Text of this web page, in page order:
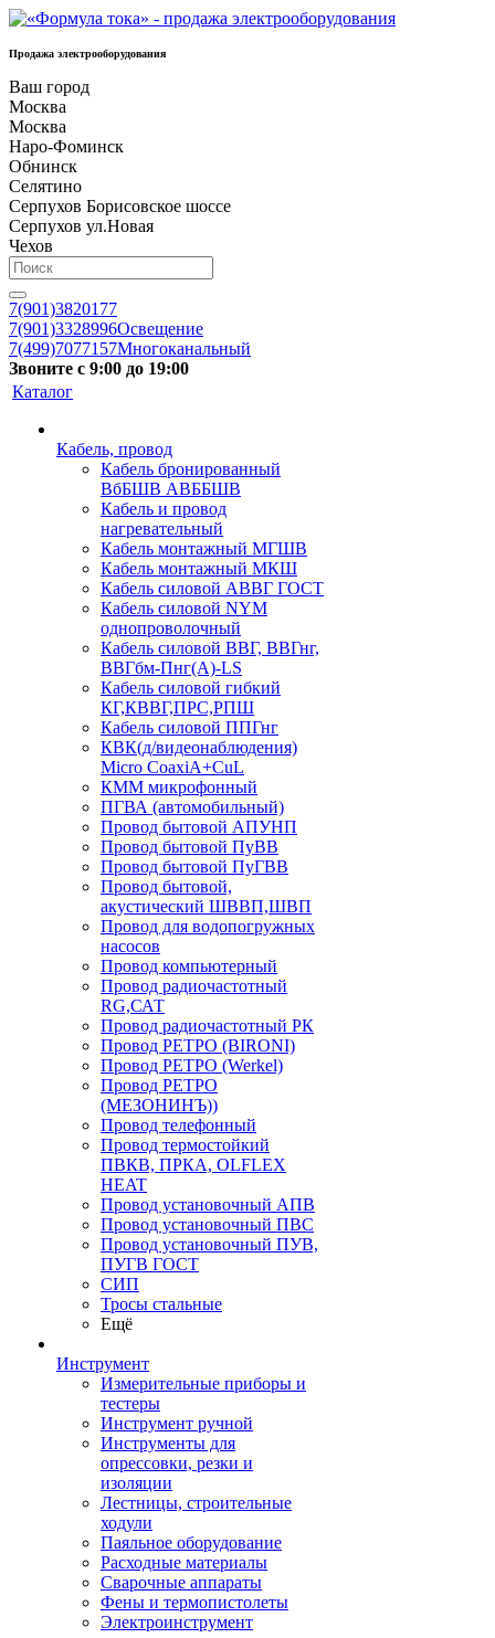
Продажа электрооборудования
Ваш город
Москва
Москва
Наро-Фоминск
Обнинск
Селятино
Серпухов Борисовское шоссе
Серпухов ул.Новая
Чехов
7(901)3820177
7(901)3328996Освещение
7(499)7077157Многоканальный
Звоните с 9:00 до 19:00
Каталог
Кабель, провод
Кабель бронированный
ВбБШВ АВББШВ
Кабель и провод
нагревательный
Кабель монтажный МГШВ
Кабель монтажный МКШ
Кабель силовой АВВГ ГОСТ
Кабель силовой NYM
однопроволочный
Кабель силовой ВВГ, ВВГнг,
ВВГбм-Пнг(А)-LS
Кабель силовой гибкий
КГ,КВВГ,ПРС,РПШ
Кабель силовой ППГнг
КВК(д/видеонаблюдения)
Micro CoaxiA+CuL
КММ микрофонный
ПГВА (автомобильный)
Провод бытовой АПУНП
Провод бытовой ПуВВ
Провод бытовой ПуГВВ
Провод бытовой,
акустический ШВВП,ШВП
Провод для водопогружных
насосов
Провод компьютерный
Провод радиочастотный
RG,САТ
Провод радиочастотный РК
Провод РЕТРО (BIRONI)
Провод РЕТРО (Werkel)
Провод РЕТРО
(МЕЗОНИНЪ))
Провод телефонный
Провод термостойкий
ПВКВ, ПРКА, OLFLEX
HEAT
Провод установочный АПВ
Провод установочный ПВС
Провод установочный ПУВ,
ПУГВ ГОСТ
СИП
Тросы стальные
Ещё
Инструмент
Измерительные приборы и
тестеры
Инструмент ручной
Инструменты для
опрессовки, резки и
изоляции
Лестницы, строительные
ходули
Паяльное оборудование
Расходные материалы
Сварочные аппараты
Фены и термопистолеты
Электроинструмент